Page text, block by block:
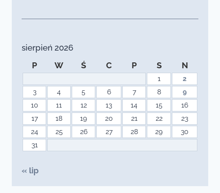
sierpień 2026
P
W Ś C P S N
1
2
3
4 5 6 7 8
9
10
11 12 13 14 15
16
17
18 19 20 21 22
23
24
25 26 27 28 29
30
31
« lip